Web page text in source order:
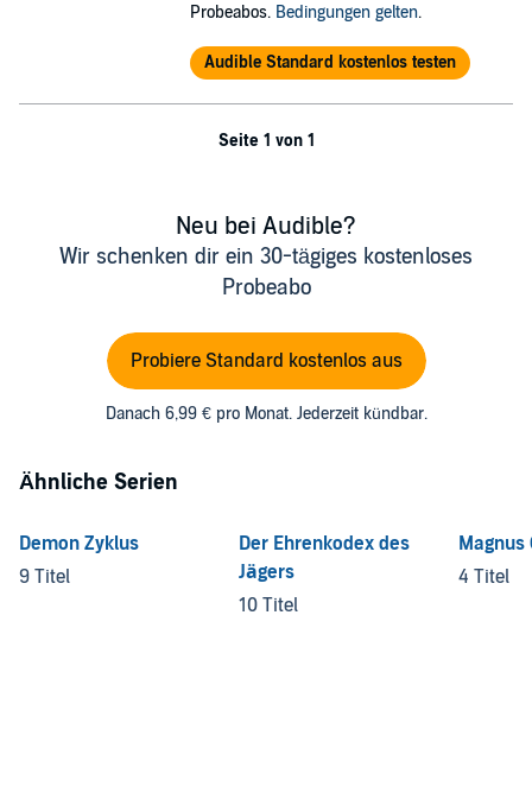
Probeabos. Bedingungen gelten.
Audible Standard kostenlos testen
Seite 1 von 1
Neu bei Audible?
Wir schenken dir ein 30-tägiges kostenloses
Probeabo
Probiere Standard kostenlos aus
Danach 6,99 € pro Monat. Jederzeit kündbar.
Ähnliche Serien
Demon Zyklus
9 Titel
Der Ehrenkodex des
Jägers
10 Titel
Magnus
4 Titel